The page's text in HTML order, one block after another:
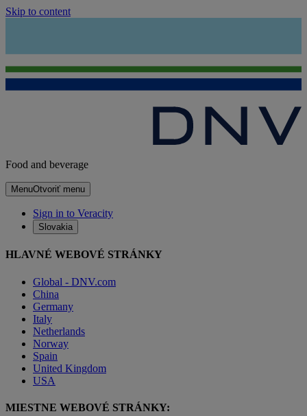
Skip to content
Food and beverage
MenuOtvoriť menu
Sign in to Veracity
Slovakia
HLAVNÉ WEBOVÉ STRÁNKY
Global - DNV.com
China
Germany
Italy
Netherlands
Norway
Spain
United Kingdom
USA
MIESTNE WEBOVÉ STRÁNKY: